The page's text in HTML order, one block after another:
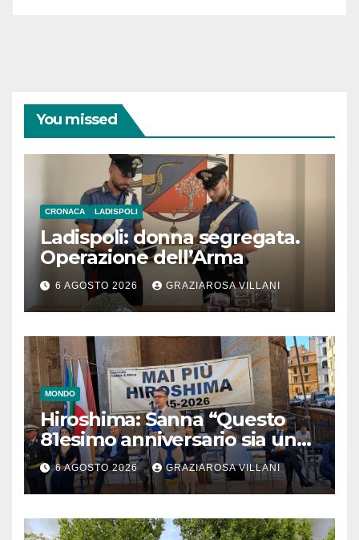
You missed
CRONACA LADISPOLI
Ladispoli: donna segregata.
Operazione dell’Arma
6 AGOSTO 2026 GRAZIAROSA VILLANI
MONDO
Hiroshima: Sanna “Questo
81esimo anniversario sia un
monito per tutti”
6 AGOSTO 2026 GRAZIAROSA VILLANI